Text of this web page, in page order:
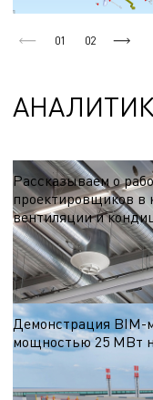
01 02
Рассказываем о
проектировщиков в
вентиляции и
ЭНЭКА ищет инженеров-
нашей команды.
10.07.2024
Демонстрация BIM-
мощностью 25 МВт
В видео показано здание
базе ГПА. Вид топлива
14.06.2022